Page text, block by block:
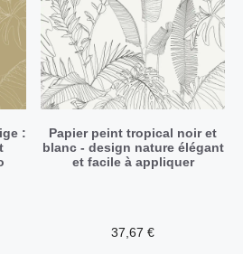
:
Papier peint tropical noir et
blanc - design nature élégant
et facile à appliquer
37,67 €